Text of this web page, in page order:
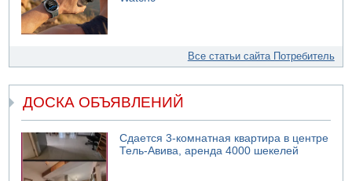
Все статьи сайта Потребитель
ДОСКА ОБЪЯВЛЕНИЙ
Сдается 3-комнатная квартира в центре
Тель-Авива, аренда 4000 шекелей